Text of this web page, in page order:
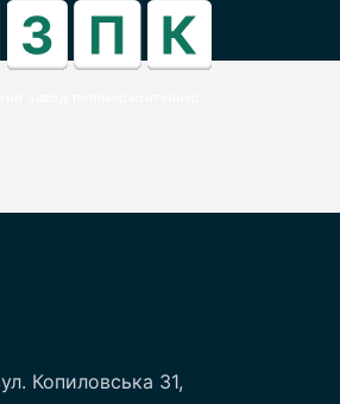
Копиловська 31,